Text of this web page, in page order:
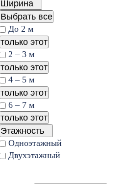
Ширина
Выбрать все
До 2 м
только этот
2 – 3 м
только этот
4 – 5 м
только этот
6 – 7 м
только этот
Этажность
Одноэтажный
Двухэтажный